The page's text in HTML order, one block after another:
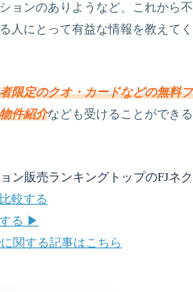
ョンのありようなど、これから
人にとって有益な情報を教えて
限定のクオ・カードなどの無料
件紹介なども受けることができ
ン販売ランキングトップのFJネ
較する
る ▶︎
に関する記事はこちら